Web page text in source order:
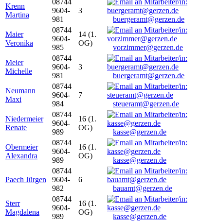
Krenn
Martina
9604-
981
3
buergeramt@gerzen.de
Maier
Veronika
08744
9604-
985
14 (1.
OG)
vorzimmer@gerzen.de
Meier
Michelle
08744
9604-
981
3
buergeramt@gerzen.de
Neumann
Maxi
08744
9604-
984
7
steueramt@gerzen.de
Niedermeier
Renate
08744
9604-
989
16 (1.
OG)
kasse@gerzen.de
Obermeier
Alexandra
08744
9604-
989
16 (1.
OG)
kasse@gerzen.de
Paech Jürgen
08744
9604-
982
6
bauamt@gerzen.de
Sterr
Magdalena
08744
9604-
989
16 (1.
OG)
kasse@gerzen.de